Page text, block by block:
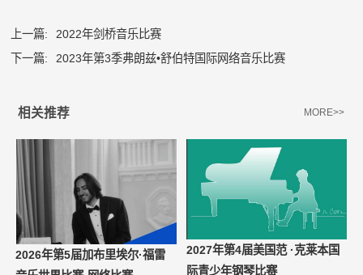
上一篇:
2022年剑桥音乐比赛
下一篇:
2023年第3季弗朗兹•舒伯特国际网络音乐比赛
相关推荐 MORE>>
2026年第5届加布里埃尔·福雷
2027年第4届美国范 ·克莱本国
际青少年钢琴比赛